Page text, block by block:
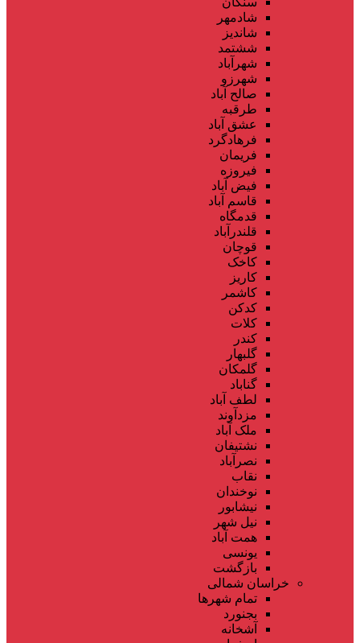
شادمهر
شاندیز
ششتمد
شهرآباد
شهرزو
صالح آباد
طرقبه
عشق آباد
فرهادگرد
فریمان
فیروزه
فیض آباد
قاسم آباد
قدمگاه
قلندرآباد
قوچان
کاخک
کاریز
کاشمر
کدکن
کلات
کندر
گلبهار
گلمکان
گناباد
لطف آباد
مزدآوند
ملک آباد
نشتیفان
نصرآباد
نقاب
نوخندان
نیشابور
نیل شهر
همت آباد
یونسی
بازگشت
خراسان شمالی
تمام شهر‌ها
بجنورد
آشخانه